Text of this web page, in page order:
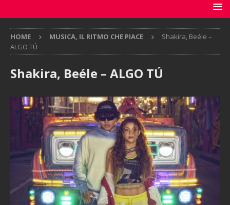
HOME MUSICA, IL RITMO CHE PIACE
Shakira, Beéle –
ALGO TÚ
Shakira, Beéle – ALGO TÚ